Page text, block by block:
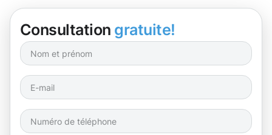
Consultation gratuite!